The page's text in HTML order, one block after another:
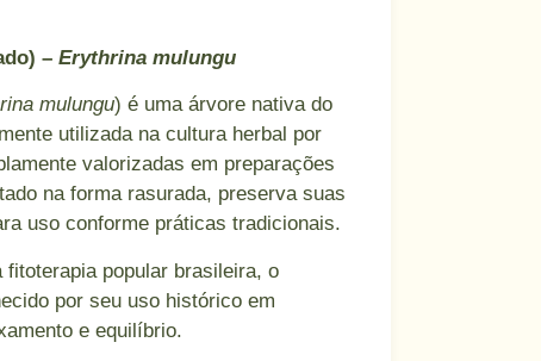
– Erythrina mulungu
mulungu) é uma árvore nativa do
utilizada na cultura herbal por
valorizadas em preparações
na forma rasurada, preserva suas
uso conforme práticas tradicionais.
fitoterapia popular brasileira, o
por seu uso histórico em
e equilíbrio.